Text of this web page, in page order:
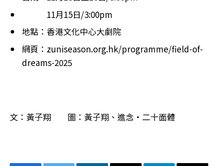
11月15日/3:00pm
地點：香港文化中心大劇院
網頁：zuniseason.org.hk/programme/field-of-
dreams-2025
文：黃子翔 圖：黃子翔、進念・二十面體